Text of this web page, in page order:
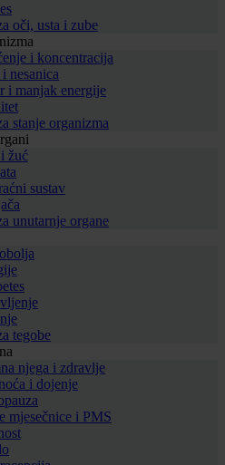
oči, usta i zube
i koncentracija
i nesanica
i manjak energije
stanje organizma
žuć
sustav
unutarnje organe
tegobe
njega i zdravlje
i dojenje
mjesečnice i PMS